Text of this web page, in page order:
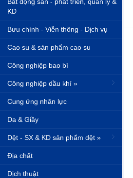
KD
Bưu chính - Viễn thông - Dịch vụ
Cao su & sản phẩm cao su
Công nghiệp bao bì
Công nghiệp dầu khí »
Cung ứng nhân lực
Da & Giầy
Dệt - SX & KD sản phẩm dệt »
Địa chất
Dịch thuật